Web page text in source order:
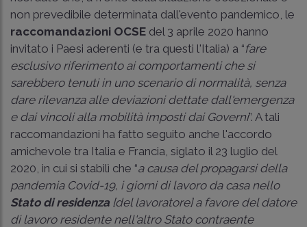
non prevedibile determinata dall'evento pandemico, le
raccomandazioni OCSE del 3 aprile 2020 hanno
invitato i Paesi aderenti (e tra questi l'Italia) a “fare
esclusivo riferimento ai comportamenti che si
sarebbero tenuti in uno scenario di normalità, senza
dare rilevanza alle deviazioni dettate dall'emergenza
e dai vincoli alla mobilità imposti dai Governi”. A tali
raccomandazioni ha fatto seguito anche l'accordo
amichevole tra Italia e Francia, siglato il 23 luglio del
2020, in cui si stabilì che “a causa del propagarsi della
pandemia Covid-19, i giorni di lavoro da casa nello
Stato di residenza [del lavoratore] a favore del datore
di lavoro residente nell'altro Stato contraente